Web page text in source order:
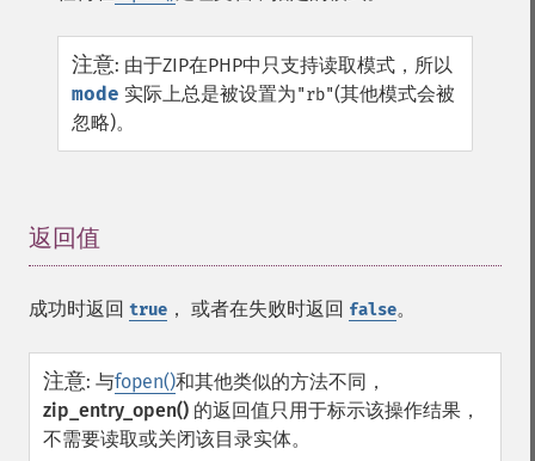
注意: 由于ZIP在PHP中只支持读取模式，所以
mode 实际上总是被设置为"rb"(其他模式会被
忽略)。
返回值
成功时返回 true ， 或者在失败时返回 false。
注意: 与fopen()和其他类似的方法不同，
zip_entry_open() 的返回值只用于标示该操作结果，
不需要读取或关闭该目录实体。